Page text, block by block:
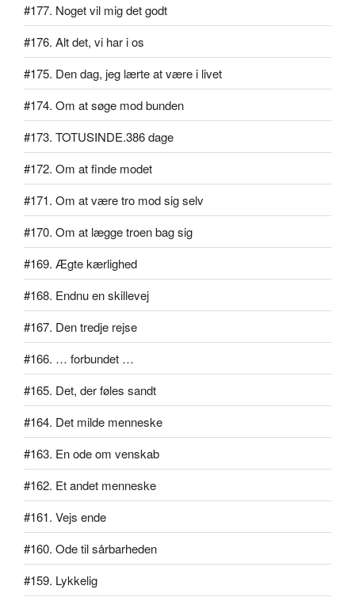
#177. Noget vil mig det godt
#176. Alt det, vi har i os
#175. Den dag, jeg lærte at være i livet
#174. Om at søge mod bunden
#173. TOTUSINDE.386 dage
#172. Om at finde modet
#171. Om at være tro mod sig selv
#170. Om at lægge troen bag sig
#169. Ægte kærlighed
#168. Endnu en skillevej
#167. Den tredje rejse
#166. … forbundet …
#165. Det, der føles sandt
#164. Det milde menneske
#163. En ode om venskab
#162. Et andet menneske
#161. Vejs ende
#160. Ode til sårbarheden
#159. Lykkelig